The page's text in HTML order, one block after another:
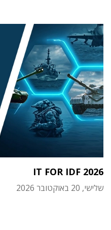
IT FOR IDF 2026
שלישי, 20 באוקטובר 2026